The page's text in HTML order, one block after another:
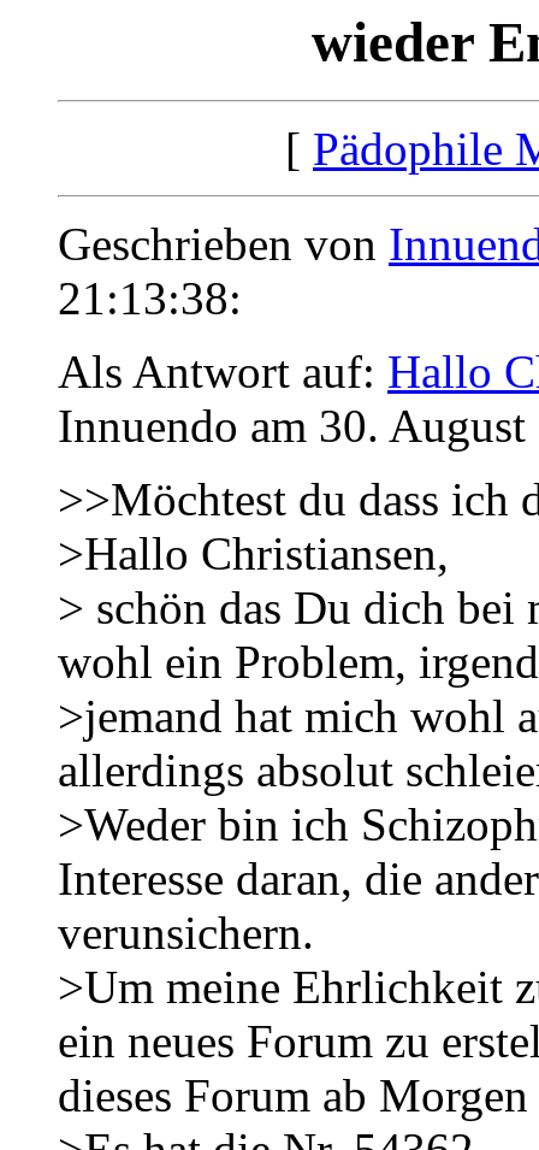
wieder
[ Pädophile
Geschrieben von
21:13:38:
Als Antwort auf: Hallo
Innuendo am 30.
>>Möchtest du dass ich
>Hallo Christiansen,
> schön das Du dich bei
wohl ein Problem,
>jemand hat mich wohl
allerdings absolut
>Weder bin ich
Interesse daran, die
verunsichern.
>Um meine Ehrlichkeit
ein neues Forum zu
dieses Forum ab